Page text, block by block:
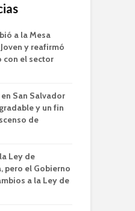
a la Mesa
y reafirmó
con el sector
San Salvador
y un fin
de
Ley de
pero el Gobierno
a la Ley de